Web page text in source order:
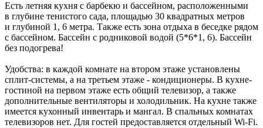
Есть летняя кухня с барбекю и бассейном, расположенными
в глубине тенистого сада, площадью 30 квадратных метров
и глубиной 1, 6 метра. Также есть зона отдыха в беседке рядом
с бассейном. Бассейн с родниковой водой (5*6*1, 6). Бассейн
без подогрева!
Удобства: в каждой комнате на втором этаже установлены
сплит-системы, а на третьем этаже - кондиционеры. В кухне-
гостиной на первом этаже есть общий телевизор, а также
дополнительные вентиляторы и холодильник. На кухне также
имеется кухонный инвентарь и мангал. В спальных комнатах
телевизоров нет. Для гостей предоставляется отдельный Wi-Fi.